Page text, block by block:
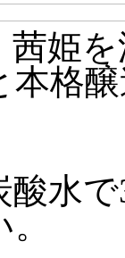
茜姫
本格
酸水